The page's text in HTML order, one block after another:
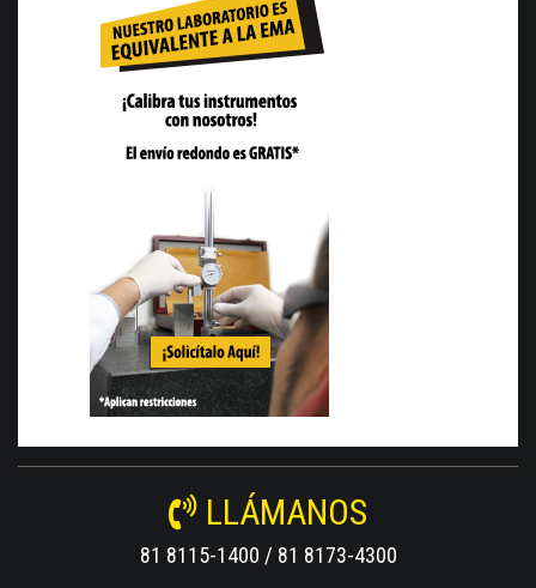
LLÁMANOS
81 8115-1400 / 81 8173-4300